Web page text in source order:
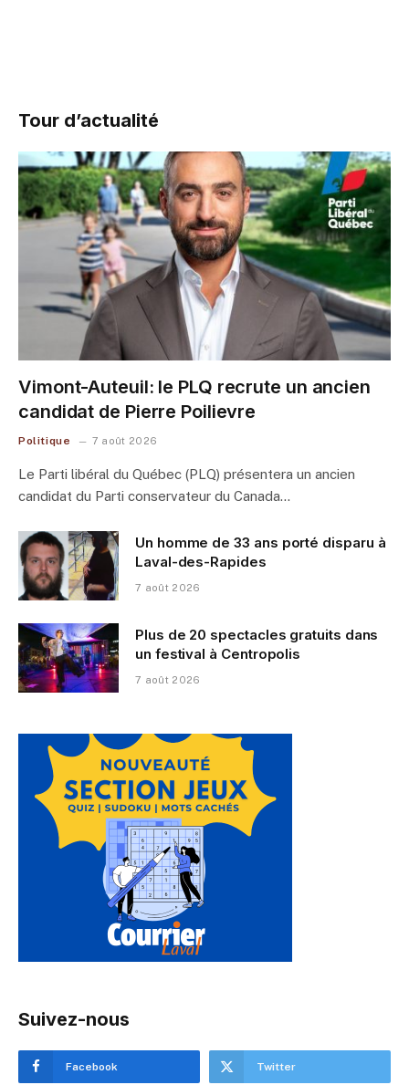
Tour d’actualité
Vimont-Auteuil: le PLQ recrute un ancien
candidat de Pierre Poilievre
Politique 7 août 2026
Le Parti libéral du Québec (PLQ) présentera un ancien
candidat du Parti conservateur du Canada…
Un homme de 33 ans porté disparu à
Laval-des-Rapides
7 août 2026
Plus de 20 spectacles gratuits dans
un festival à Centropolis
7 août 2026
Suivez-nous
Facebook Twitter